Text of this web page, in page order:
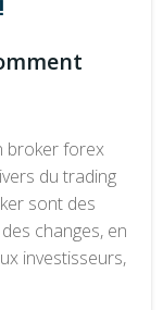
broker forex
du trading
sont des
changes, en
investisseurs,